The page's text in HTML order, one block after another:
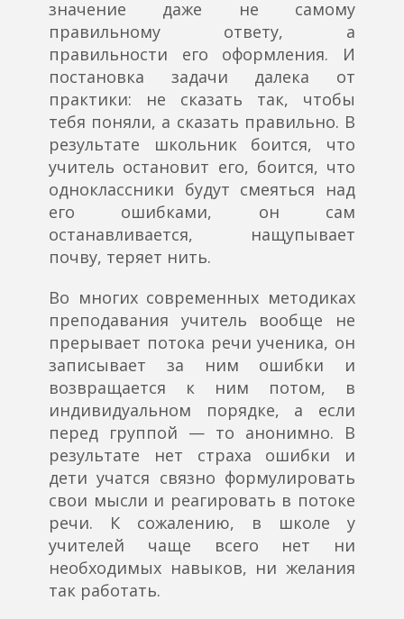
значение даже не самому
правильному ответу, а
правильности его оформления. И
постановка задачи далека от
практики: не сказать так, чтобы
тебя поняли, а сказать правильно. В
результате школьник боится, что
учитель остановит его, боится, что
одноклассники будут смеяться над
его ошибками, он сам
останавливается, нащупывает
почву, теряет нить.
Во многих современных методиках
преподавания учитель вообще не
прерывает потока речи ученика, он
записывает за ним ошибки и
возвращается к ним потом, в
индивидуальном порядке, а если
перед группой — то анонимно. В
результате нет страха ошибки и
дети учатся связно формулировать
свои мысли и реагировать в потоке
речи. К сожалению, в школе у
учителей чаще всего нет ни
необходимых навыков, ни желания
так работать.